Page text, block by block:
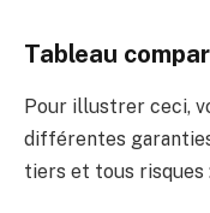
Tableau
Pour illustrer ceci,
différentes
tiers et tous risques